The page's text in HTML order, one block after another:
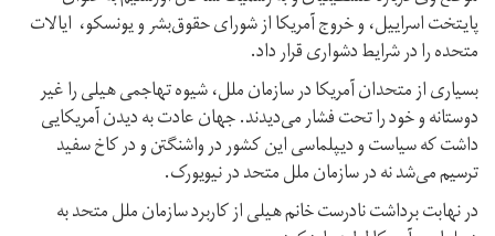
پایتخت اسراییل، و خروج آمریکا از شورای حقوق‌بشر و یونسکو، ایالات
متحده را در شرایط دشواری قرار داد.
بسیاری از متحدان آمریکا در سازمان ملل، شیوه تهاجمی هیلی را غیر
دوستانه و خود را تحت فشار می‌دیدند. جهان عادت به دیدن آمریکایی
داشت که سیاست و دیپلماسی این کشور در واشنگتن و در کاخ سفید
ترسیم می‌شد نه در سازمان ملل متحد در نیویورک.
در نهابت برداشت نادرست خانم هیلی از کاربرد سازمان ملل متحد به